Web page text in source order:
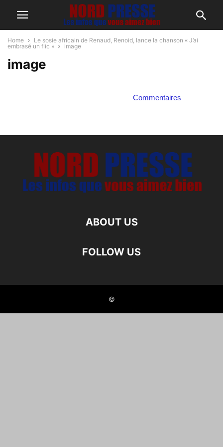
Home
Le sosie africain de Renaud, Renoid, lance la chanson « J’ai
embrasé un flic »
image
image
Commentaires
ABOUT US
FOLLOW US
©